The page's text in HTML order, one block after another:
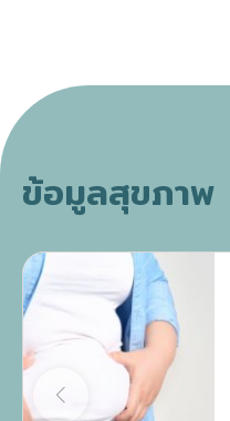
ข้อมูลสุขภาพ